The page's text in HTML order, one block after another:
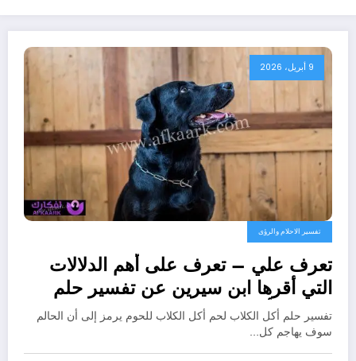
9 أبريل، 2026
تفسير الاحلام والرؤى
تعرف علي – تعرف على أهم الدلالات
التي أقرها ابن سيرين عن تفسير حلم
الكلاب تأكل لحم – بالتفصيل
تفسير حلم أكل الكلاب لحم أكل الكلاب للحوم يرمز إلى أن الحالم
سوف يهاجم كل…